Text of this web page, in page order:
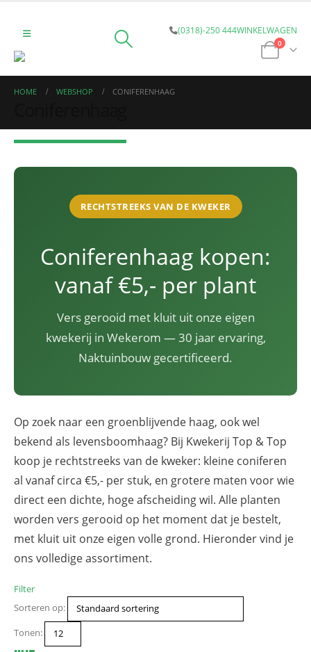
(0318)-250 444WINKELWAGEN
0
HOME WEBSHOP CONIFERENHAAG
RECHTSTREEKS VAN DE KWEKER
Coniferenhaag kopen:
vanaf €5,- per plant
Vers gerooid met kluit uit onze eigen
kwekerij in Wekerom — 30 jaar ervaring,
Naktuinbouw gecertificeerd.
Op zoek naar een groenblijvende haag, ook wel
bekend als levensboomhaag? Bij Kwekerij Top & Top
koop je rechtstreeks van de kweker: kleine coniferen
al vanaf circa €5,- per stuk, en grotere maten voor wie
direct een dichte, hoge afscheiding wil. Alle planten
worden vers gerooid op het moment dat je bestelt,
met kluit uit onze eigen volle grond. Hieronder vind je
ons volledige assortiment.
Filter
Sorteren op:
Tonen: